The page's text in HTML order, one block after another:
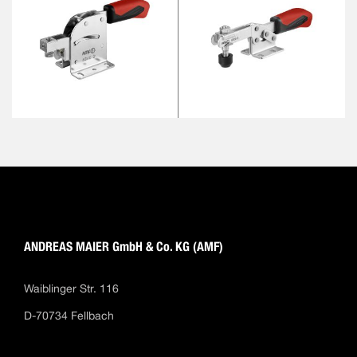
ANDREAS MAIER GmbH & Co. KG (AMF)
Waiblinger Str. 116
D-70734 Fellbach